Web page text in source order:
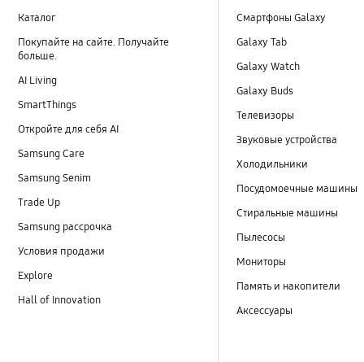
Каталог
Покупайте на сайте. Получайте
больше.
AI Living
SmartThings
Откройте для себя AI
Samsung Care
Samsung Senim
Trade Up
Samsung рассрочка
Условия продажи
Explore
Hall of Innovation
Смартфоны Galaxy
Galaxy Tab
Galaxy Watch
Galaxy Buds
Телевизоры
Звуковые устройства
Холодильники
Посудомоечные машины
Стиральные машины
Пылесосы
Мониторы
Память и накопители
Аксессуары